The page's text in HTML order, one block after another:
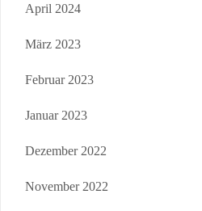
April 2024
März 2023
Februar 2023
Januar 2023
Dezember 2022
November 2022